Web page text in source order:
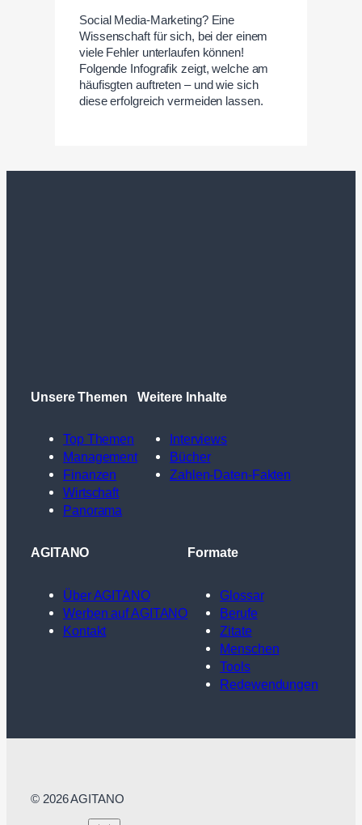
Social Media-Marketing? Eine
Wissenschaft für sich, bei der einem
viele Fehler unterlaufen können!
Folgende Infografik zeigt, welche am
häufisgten auftreten – und wie sich
diese erfolgreich vermeiden lassen.
Unsere Themen
Top Themen
Management
Finanzen
Wirtschaft
Panorama
Weitere Inhalte
Interviews
Bücher
Zahlen-Daten-Fakten
AGITANO
Über AGITANO
Werben auf AGITANO
Kontakt
Formate
Glossar
Berufe
Zitate
Menschen
Tools
Redewendungen
© 2026 AGITANO